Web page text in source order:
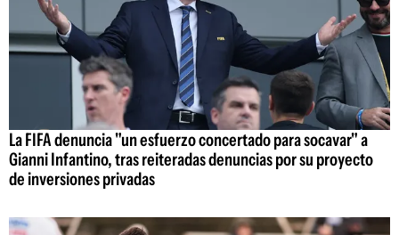
La FIFA denuncia "un esfuerzo concertado para socavar" a
Gianni Infantino, tras reiteradas denuncias por su proyecto
de inversiones privadas